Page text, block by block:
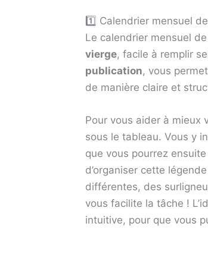
1️⃣ Calendrier mensuel
Le calendrier mensuel
vierge, facile à remplir
publication, vous
de manière claire et
Pour vous aider à mieux
sous le tableau. Vous y
que vous pourrez
d’organiser cette
différentes, des
vous facilite la tâche !
intuitive, pour que vous